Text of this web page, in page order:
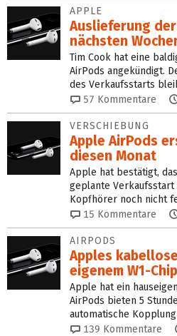
APPLE
Auslieferung
nächsten
Tim Cook hat eine
AirPods angekündigt.
des Verkaufsstarts
57 Kommentare
VERSCHIEBUNG
Apple AirPods
diesen Monat
Apple hat bestätigt,
geplante
Kopfhörer noch nicht
15 Kommentare
AIRPODS
Apples
eigenem W1-Chip
Apple hat ein
AirPods bieten 5
automatische
139 Kommentare